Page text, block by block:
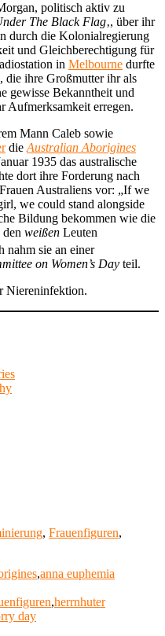
politisch aktiv zu
The Black Flag‚, über ihr
durch die Kolonialregierung
und Gleichberechtigung für
in Melbourne durfte
die ihre Großmutter ihr als
gewisse Bekanntheit und
Aufmerksamkeit erregen.
Mann Caleb sowie
die Australian Aborigines
1935 das australische
dort ihre Forderung nach
Australiens vor: „If we
we could stand alongside
Bildung bekommen wie die
weißen Leuten
nahm sie an einer
on Women’s Day teil.
Niereninfektion.
, Frauenfiguren,
,anna euphemia
,herrnhuter
day